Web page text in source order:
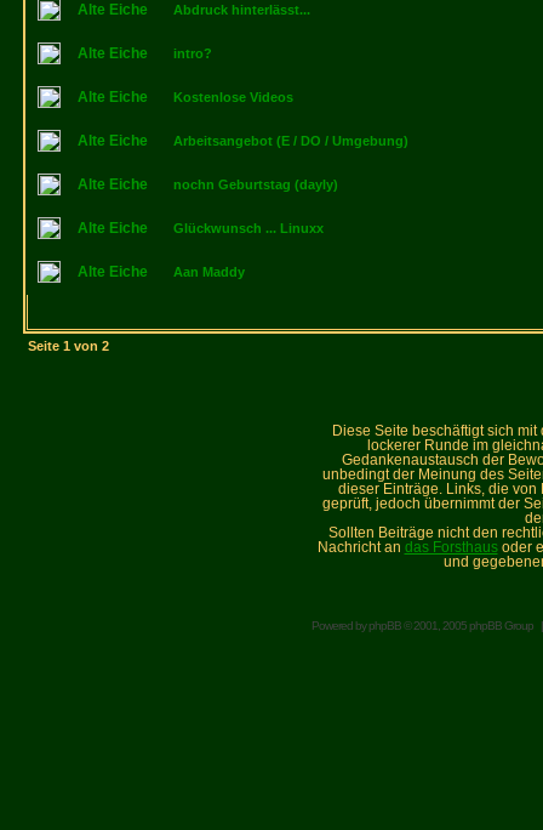
Alte Eiche Abdruck hinterlässt...
Alte Eiche intro?
Alte Eiche Kostenlose Videos
Alte Eiche Arbeitsangebot (E / DO / Umgebung)
Alte Eiche nochn Geburtstag (dayly)
Alte Eiche Glückwunsch ... Linuxx
Alte Eiche Aan Maddy
Seite 1 von 2
Diese Seite beschäftigt sich
lockerer Runde im
Gedankenaustausch der
unbedingt der Meinung des
dieser Einträge. Links, die
geprüft, jedoch übernimmt der
Sollten Beiträge nicht den
Nachricht an das Forsthausoder
und
Powered byphpBB© 2001, 2005 phpBB Group